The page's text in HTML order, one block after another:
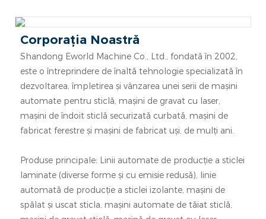
Corporația Noastră
Shandong Eworld Machine Co., Ltd., fondată în 2002,
este o întreprindere de înaltă tehnologie specializată în
dezvoltarea, împletirea și vânzarea unei serii de mașini
automate pentru sticlă, mașini de gravat cu laser,
mașini de îndoit sticlă securizată curbată, mașini de
fabricat ferestre și mașini de fabricat uși, de mulți ani.
Produse principale: Linii automate de producție a sticlei
laminate (diverse forme și cu emisie redusă), linie
automată de producție a sticlei izolante, mașini de
spălat și uscat sticla, mașini automate de tăiat sticlă,